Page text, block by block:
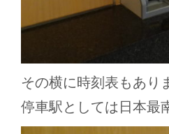
その横に時刻表もあり
停車駅としては日本最